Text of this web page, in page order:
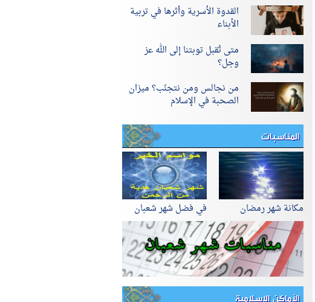
القدوة الأسرية وأثرها في تربية
الأبناء
متى تُقبل توبتنا إلى الله عز
وجل؟
من نجالس ومن نتجنّب؟ ميزان
الصحبة في الإسلام
المناسبات
مكانة شهر رمضان في فضل شهر شعبان